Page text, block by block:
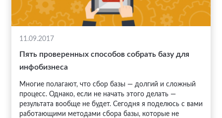
11.09.2017
Пять проверенных способов собрать базу для
инфобизнеса
Многие полагают, что сбор базы — долгий и сложный
процесс. Однако, если не начать этого делать —
результата вообще не будет. Сегодня я поделюсь с вами
работающими методами сбора базы, которые не